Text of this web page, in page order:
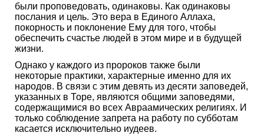
были проповедовать, одинаковы. Как одинаковы
послания и цель. Это вера в Единого Аллаха,
покорность и поклонение Ему для того, чтобы
обеспечить счастье людей в этом мире и в будущей
жизни.
Однако у каждого из пророков также были
некоторые практики, характерные именно для их
народов. В связи с этим девять из десяти заповедей,
указанных в Торе, являются общими заповедями,
содержащимися во всех Авраамических религиях. И
только соблюдение запрета на работу по субботам
касается исключительно иудеев.